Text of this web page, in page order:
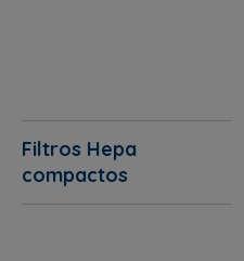
Filtros Hepa
compactos